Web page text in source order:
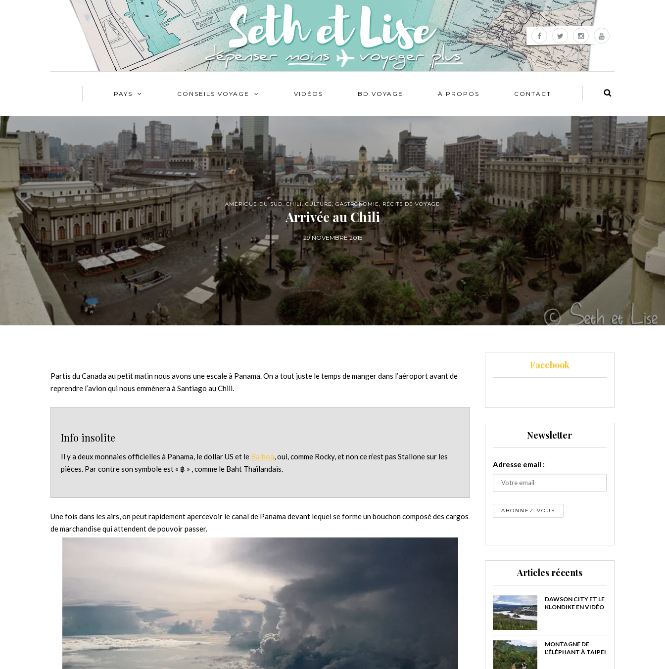
PAYS CONSEILS VOYAGE VIDÉOS BD VOYAGE À PROPOS CONTACT
AMÉRIQUE DU SUD,CHILI,CULTURE,GASTRONOMIE, RÉCITS DE VOYAGE
Arrivée au Chili
29 NOVEMBRE 2015
Partis du Canada au petit matin nous avons une escale à Panama. On a tout juste le temps de manger dans l’aéroport avant de
reprendre l’avion qui nous emmènera à Santiago au Chili.
Info insolite
Il y a deux monnaies officielles à Panama, le dollar US et le Balboa, oui, comme Rocky, et non ce n’est pas Stallone sur les
pièces. Par contre son symbole est « ฿ » , comme le Baht Thaïlandais.
Une fois dans les airs, on peut rapidement apercevoir le canal de Panama devant lequel se forme un bouchon composé des cargos
de marchandise qui attendent de pouvoir passer.
Facebook
Newsletter
Adresse email :
Articles récents
DAWSON CITY ET LE
KLONDIKE EN VIDÉO
MONTAGNE DE
L’ÉLÉPHANT À TAIPEI